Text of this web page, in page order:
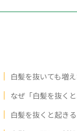
白髪を抜いても増
なぜ「白髪を抜く
白髪を抜くと起き